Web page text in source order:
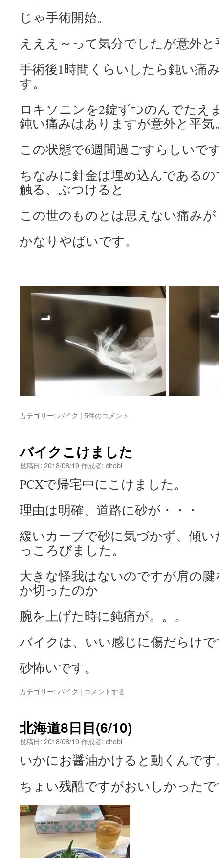
じゃ手術開始。
えええ～って気分でしたが意外
手術後1時間くらいしたら鈍い痛
す。
ロキソニンを2錠ずつのんでたえ
鈍い痛みはありますが意外と平気
この状態で6週間過ごすらしいで
ちなみに針金は埋め込んである
触る、ぶつけると
この世のものとは思えない痛み
かなりやばいです。
カテゴリー: バイク | 5件のコメント
バイクこけました
投稿日: 2018/08/19作成者: chobi
PCXで帰宅中にこけました。
理由は明確、道路に砂が・・・
緩いカーブで砂に気づかず、傾
っころびました。
大きな怪我はないのですが肩の
か切ったのか
腕を上げた時に鈍痛が。。。
バイクは、いい感じに傷だらけ
砂怖いです。
カテゴリー: バイク | コメントする
北海道8日目(6/10)
投稿日: 2018/08/19作成者: chobi
いかにお醤油かけると動くんです
ちょい残酷ですがおいしかった